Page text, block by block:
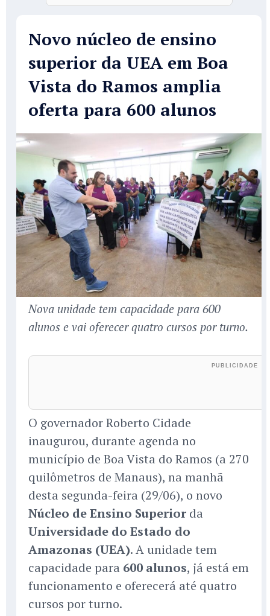
Novo núcleo de ensino
superior da UEA em Boa
Vista do Ramos amplia
oferta para 600 alunos
Nova unidade tem capacidade para 600
alunos e vai oferecer quatro cursos por turno.
O governador Roberto Cidade
inaugurou, durante agenda no
município de Boa Vista do Ramos (a 270
quilômetros de Manaus), na manhã
desta segunda-feira (29/06), o novo
Núcleo de Ensino Superior da
Universidade do Estado do
Amazonas (UEA). A unidade tem
capacidade para 600 alunos, já está em
funcionamento e oferecerá até quatro
cursos por turno.